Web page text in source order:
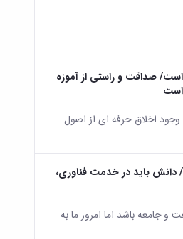
صداقت و راستی از آموزه
است
وجود اخلاق حرفه ای از اصول
دانش باید در خدمت فناوری،
جامعه باشد اما امروز ما به